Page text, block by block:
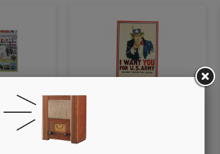
plages
Carte postale, I want you